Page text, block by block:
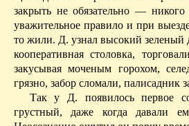
закрыть не обязательно —
уважительное правило и при
то жили. Д. узнал высокий
кооперативная столовка,
закусывая моченым горохом,
грязно, забор сломали, палисадник
Так у Д. появилось первое
грустный, даже когда давали